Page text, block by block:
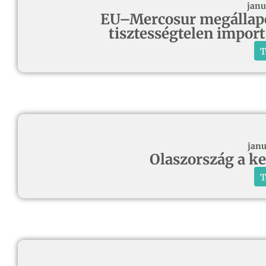
EU–Mercosur
tisztességtelen
Olaszország a